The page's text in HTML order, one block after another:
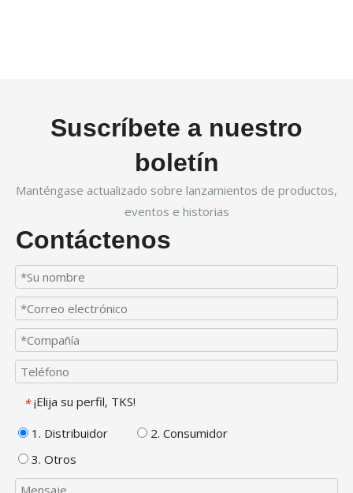
Suscríbete a nuestro
boletín
Manténgase actualizado sobre lanzamientos de productos,
eventos e historias
Contáctenos
* ¡Elija su perfil, TKS!
1. Distribuidor
2. Consumidor
3. Otros